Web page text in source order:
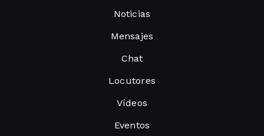
Noticias
Mensajes
Chat
Locutores
Vídeos
Eventos